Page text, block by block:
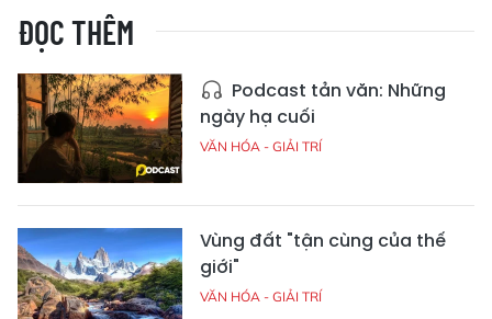
ĐỌC THÊM
Podcast tản văn: Những
ngày hạ cuối
VĂN HÓA - GIẢI TRÍ
Vùng đất "tận cùng của thế
giới"
VĂN HÓA - GIẢI TRÍ